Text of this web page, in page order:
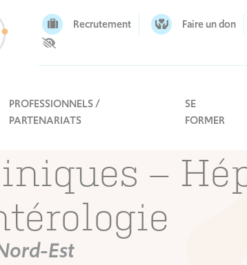
Recrutement Faire un don
PROFESSIONNELS /
PARTENARIATS
SE
FORMER
–
Est